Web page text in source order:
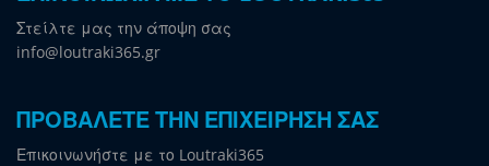
Στείλτε μας την άποψη σας
info@loutraki365.gr
ΠΡΟΒΑΛΕΤΕ ΤΗΝ ΕΠΙΧΕΙΡΗΣΗ ΣΑΣ
Επικοινωνήστε με το Loutraki365